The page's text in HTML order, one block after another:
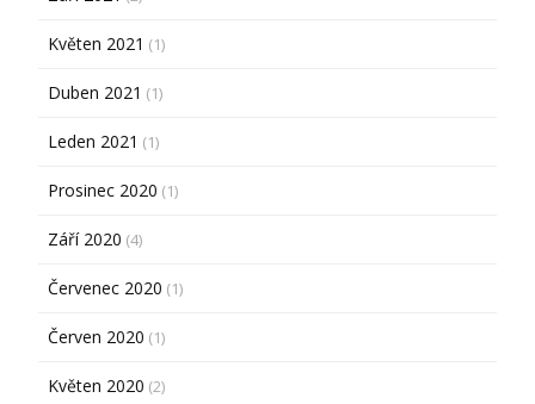
Květen 2021 (1)
Duben 2021 (1)
Leden 2021 (1)
Prosinec 2020 (1)
Září 2020 (4)
Červenec 2020 (1)
Červen 2020 (1)
Květen 2020 (2)